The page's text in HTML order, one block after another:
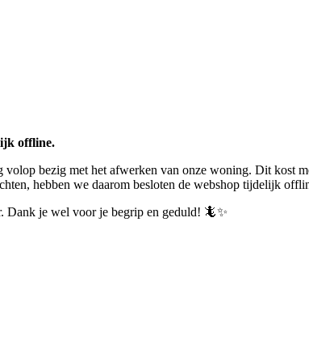
offline.
bezig met het afwerken van onze woning. Dit kost
hebben we daarom besloten de webshop tijdelijk
Dank je wel voor je begrip en geduld! 🦎✨